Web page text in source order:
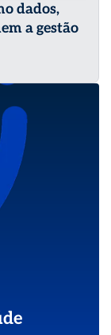
dados,
a gestão